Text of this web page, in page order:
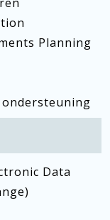
Planning
ondersteuning
Data